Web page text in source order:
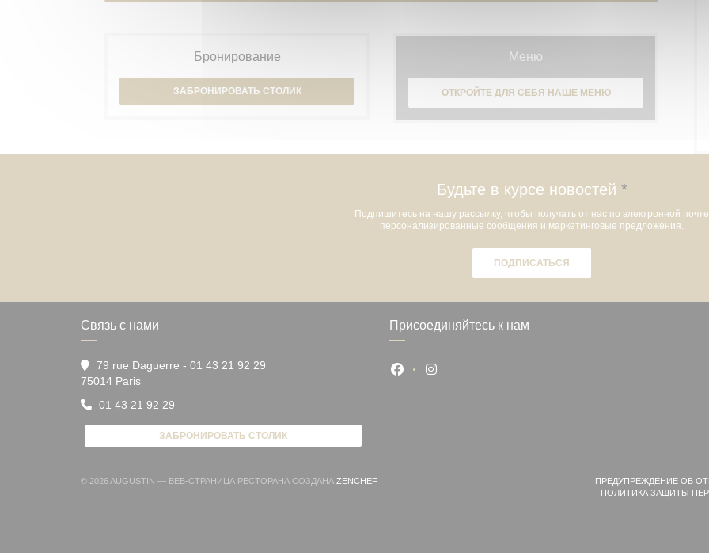
Бронирование
ЗАБРОНИРОВАТЬ СТОЛИК
Меню
ОТКРОЙТЕ ДЛЯ СЕБЯ НАШЕ МЕНЮ
Будьте в курсе новостей *
Подпишитесь на нашу рассылку, чтобы получать от нас по электронной почте
персонализированные сообщения и маркетинговые предложения.
ПОДПИСАТЬСЯ
Связь с нами
79 rue Daguerre - 01 43 21 92 29
75014 Paris((открывается в новом окне))
01 43 21 92 29
ЗАБРОНИРОВАТЬ СТОЛИК
Присоединяйтесь к нам
Facebook ((открывается в новом окне))
Instagram ((открывается в новом окне))
© 2026 AUGUSTIN — ВЕБ-СТРАНИЦА РЕСТОРАНА СОЗДАНА ZENCHEF((ОТКРЫВАЕТСЯ В НОВОМ ОКНЕ)) ПРЕДУПРЕЖДЕНИЕ ОБ
ПОЛИТИКА ЗАЩИТЫ